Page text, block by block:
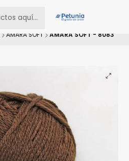
AMARA SOFT AMARA SOFT - 8083